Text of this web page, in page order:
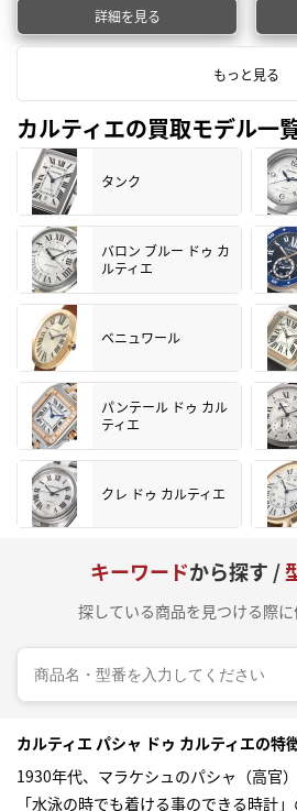
詳細を見る
もっと見る
カルティエの買取モデル一
タンク
バロン ブルー ドゥ カ
ルティエ
ベニュワール
パンテール ドゥ カル
ティエ
クレ ドゥ カルティエ
キーワードから探す /
探している商品を見つける際に
カルティエ パシャ ドゥ カルティエの特
1930年代、マラケシュのパシャ（高官
「水泳の時でも着ける事のできる時計